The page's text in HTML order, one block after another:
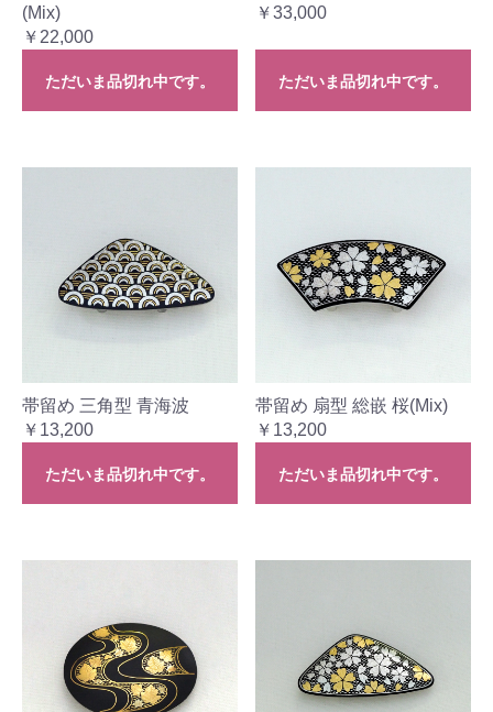
(Mix)
￥22,000
ただいま品切れ中です。
￥33,000
ただいま品切れ中です。
帯留め 三角型 青海波
￥13,200
ただいま品切れ中です。
帯留め 扇型 総嵌 桜(Mix)
￥13,200
ただいま品切れ中です。